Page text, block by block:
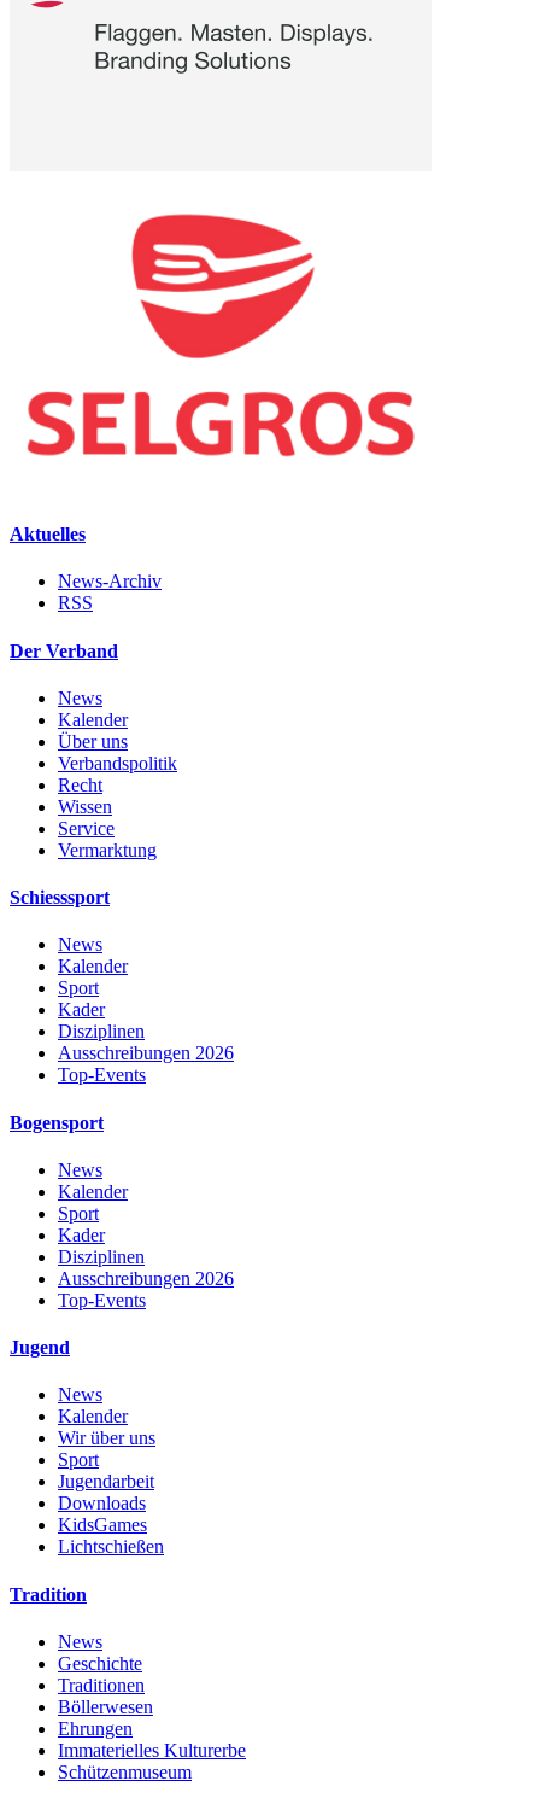
Aktuelles
News-Archiv
RSS
Der Verband
News
Kalender
Über uns
Verbandspolitik
Recht
Wissen
Service
Vermarktung
Schiesssport
News
Kalender
Sport
Kader
Disziplinen
Ausschreibungen 2026
Top-Events
Bogensport
News
Kalender
Sport
Kader
Disziplinen
Ausschreibungen 2026
Top-Events
Jugend
News
Kalender
Wir über uns
Sport
Jugendarbeit
Downloads
KidsGames
Lichtschießen
Tradition
News
Geschichte
Traditionen
Böllerwesen
Ehrungen
Immaterielles Kulturerbe
Schützenmuseum